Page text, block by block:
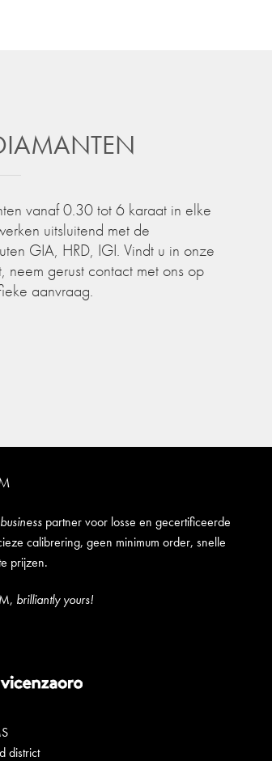
vanaf 0.30 tot 6 karaat in elke
uitsluitend met de
GIA, HRD, IGI. Vindt u in onze
gerust contact met ons op
aanvraag.
partner voor losse en gecertificeerde
calibrering, geen minimum order, snelle
prijzen.
brilliantly yours!
district